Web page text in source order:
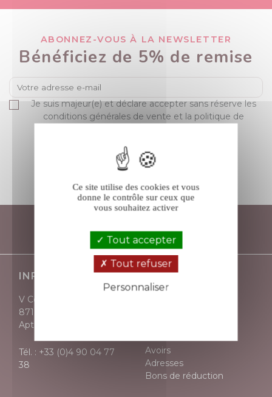
ABONNEZ-VOUS À LA NEWSLETTER
Bénéficiez de 5% de remise
Je suis majeur(e) et déclare accepter sans réserve les
conditions générales de vente et la politique de
S’ABONNER
INFORMATIONS
V Comme Vin
871, avenue Victor Hugo
Apt - 84400
Tél. : +33 (0)4 90 04 77
38
VOTRE COMPTE
Avoirs
Adresses
Bons de réduction
Ce site utilise des cookies et vous
donne le contrôle sur ceux que
vous souhaitez activer
Tout accepter
Tout refuser
Personnaliser